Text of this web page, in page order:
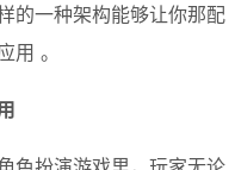
的一种架构能够让你那配
用 。